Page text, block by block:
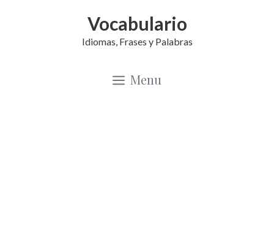
Vocabulario
Idiomas, Frases y Palabras
Menu